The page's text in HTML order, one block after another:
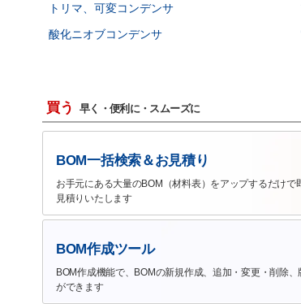
トリマ、可変コンデンサ
酸化ニオブコンデンサ
買う 早く・便利に・スムーズに
BOM一括検索＆お見積り
お手元にある大量のBOM（材料表）をアップするだけで
見積りいたします
BOM作成ツール
BOM作成機能で、BOMの新規作成、追加・変更・削除、
ができます